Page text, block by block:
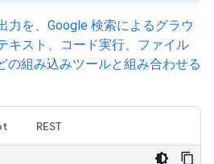
力を、Google 検索によるグラウ
キスト、コード実行、ファイル
の組み込みツールと組み合わせる
REST